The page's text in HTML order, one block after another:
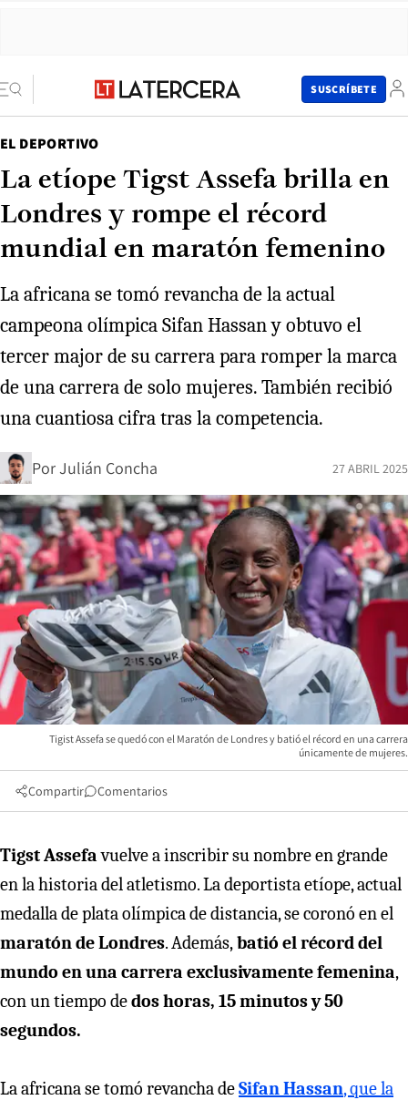
SUSCRÍBETE
EL DEPORTIVO
La etíope Tigst Assefa brilla en
Londres y rompe el récord
mundial en maratón femenino
La africana se tomó revancha de la actual
campeona olímpica Sifan Hassan y obtuvo el
tercer major de su carrera para romper la marca
de una carrera de solo mujeres. También recibió
una cuantiosa cifra tras la competencia.
PorJulián Concha 27 ABRIL 2025
Tigist Assefa se quedó con el Maratón de Londres y batió el récord en una carrera
únicamente de mujeres.
Compartir Comentarios
Tigst Assefavuelve a inscribir su nombre en grande
en la historia del atletismo. La deportista etíope, actual
medalla de plata olímpica de distancia, se coronó en el
maratón de Londres. Además,batió el récord del
mundo en una carrera exclusivamente femenina,
con un tiempo dedos horas, 15 minutos y 50
segundos.
La africana se tomó revancha deSifan Hassan, que la